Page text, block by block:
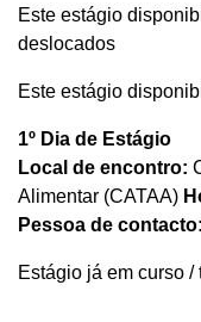
Este estágio
deslocados
Este estágio
1º Dia de Estágio
Local de encontro:
Alimentar (CATAA)
Pessoa de contacto:
Estágio já em curso /